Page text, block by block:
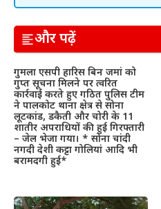
और पढ़ें
गुमला एसपी हारिस बिन जमां को
गुप्त सूचना मिलने पर त्वरित
कार्रवाई करते हुए गठित पुलिस टीम
ने पालकोट थाना क्षेत्र से सोना
लूटकांड, डकैती और चोरी के 11
शातीर अपराधियों की हुई गिरफ्तारी
– जेल भेजा गया। * सोना चांदी
नगदी देशी कट्टा गोलियां आदि भी
बरामदगी हुई*